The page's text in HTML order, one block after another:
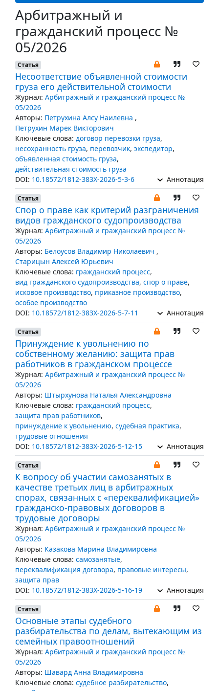
Арбитражный и
гражданский процесс №
05/2026
Статья
Несоответствие объявленной стоимости
груза его действительной стоимости
Журнал: Арбитражный и гражданский процесс №
05/2026
Авторы: Петрухина Алсу Наилевна ,
Петрухин Марек Викторович
Ключевые слова: договор перевозки груза,
несохранность груза, перевозчик, экспедитор,
объявленная стоимость груза,
действительная стоимость груза
DOI: 10.18572/1812-383X-2026-5-3-6 Аннотация
Статья
Cпор о праве как критерий разграничения
видов гражданского судопроизводства
Журнал: Арбитражный и гражданский процесс №
05/2026
Авторы: Белоусов Владимир Николаевич ,
Старицын Алексей Юрьевич
Ключевые слова: гражданский процесс,
вид гражданского судопроизводства, спор о праве,
исковое производство, приказное производство,
особое производство
DOI: 10.18572/1812-383X-2026-5-7-11 Аннотация
Статья
Принуждение к увольнению по
собственному желанию: защита прав
работников в гражданском процессе
Журнал: Арбитражный и гражданский процесс №
05/2026
Авторы: Штырхунова Наталья Александровна
Ключевые слова: гражданский процесс,
защита прав работников,
принуждение к увольнению, судебная практика,
трудовые отношения
DOI: 10.18572/1812-383X-2026-5-12-15 Аннотация
Статья
К вопросу об участии самозанятых в
качестве третьих лиц в арбитражных
спорах, связанных с «переквалификацией»
гражданско-правовых договоров в
трудовые договоры
Журнал: Арбитражный и гражданский процесс №
05/2026
Авторы: Казакова Марина Владимировна
Ключевые слова: самозанятые,
переквалификация договора, правовые интересы,
защита прав
DOI: 10.18572/1812-383X-2026-5-16-19 Аннотация
Статья
Основные этапы судебного
разбирательства по делам, вытекающим из
семейных правоотношений
Журнал: Арбитражный и гражданский процесс №
05/2026
Авторы: Шавард Анна Владимировна
Ключевые слова: судебное разбирательство,